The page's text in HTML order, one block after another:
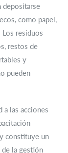
depositarse
como papel,
residuos
restos de
y
pueden
a las acciones
constituye un
la gestión